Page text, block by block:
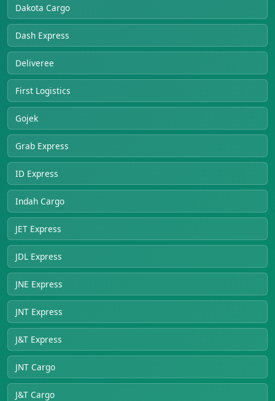
Dakota Cargo
Dash Express
Deliveree
First Logistics
Gojek
Grab Express
ID Express
Indah Cargo
JET Express
JDL Express
JNE Express
JNT Express
J&T Express
JNT Cargo
J&T Cargo